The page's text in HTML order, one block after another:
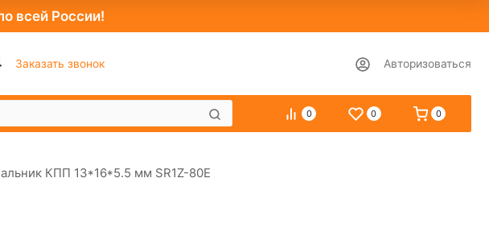
всей России!
Заказать звонок Авторизоваться
0 0 0
КПП 13*16*5.5 мм SR1Z-80Е